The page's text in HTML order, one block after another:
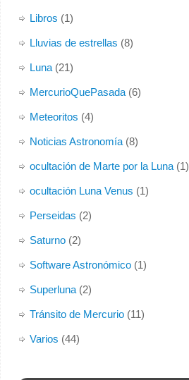
Libros (1)
Lluvias de estrellas (8)
Luna(21)
MercurioQuePasada(6)
Meteoritos (4)
Noticias Astronomía(8)
ocultación de Marte por la Luna(1)
ocultación Luna Venus (1)
Perseidas (2)
Saturno(2)
Software Astronómico(1)
Superluna(2)
Tránsito de Mercurio(11)
Varios (44)